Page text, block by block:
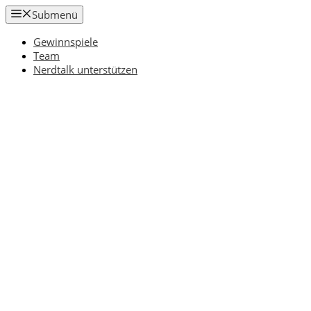
Zum
Inhalt
springen
Submenü
Gewinnspiele
Team
Nerdtalk unterstützen